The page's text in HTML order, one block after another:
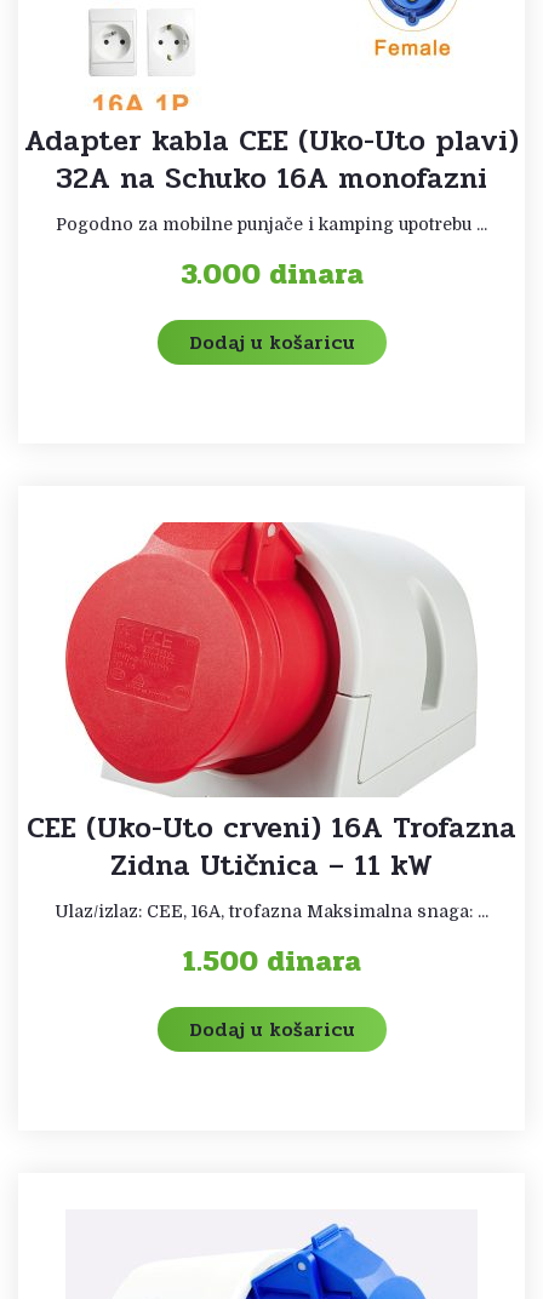
Adapter kabla CEE (Uko-Uto plavi)
32A na Schuko 16A monofazni
Pogodno za mobilne punjače i kamping upotrebu ...
3.000 dinara
Dodaj u košaricu
CEE (Uko-Uto crveni) 16A Trofazna
Zidna Utičnica – 11 kW
Ulaz/izlaz: CEE, 16A, trofazna Maksimalna snaga: ...
1.500 dinara
Dodaj u košaricu